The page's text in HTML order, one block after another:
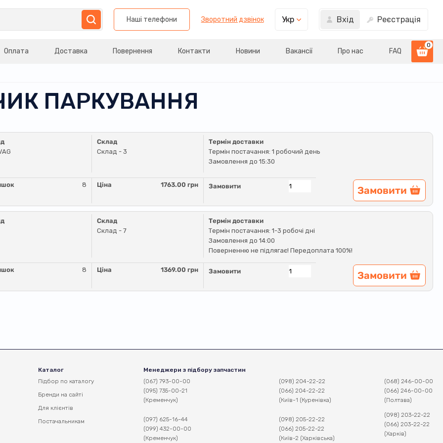
Наші телефони Зворотний дзвінок Укр Вхід Реєстрація
Оплата Доставка Повернення Контакти Новини Вакансії Про нас FAQ
0
ПАРКУВАННЯ
Склад
Склад - 3
Термін доставки
Термін постачання: 1 робочий день
Замовлення до 15:30
8 Ціна 1763.00 грн Замовити Замовити
Склад
Склад - 7
Термін доставки
Термін постачання: 1-3 робочі дні
Замовлення до 14:00
Поверненню не підлягає! Передоплата 100%!
8 Ціна 1369.00 грн Замовити Замовити
Каталог
Підбор по каталогу
Бренди на сайті
Для клієнтів
Постачальникам
Менеджери з підбору запчастин
(067) 793-00-00
(095) 735-00-21
(Кременчук)
(097) 625-16-44
(099) 432-00-00
(Кременчук)
(098) 204-22-22
(066) 204-22-22
(Київ-1 (Куренівка)
(098) 205-22-22
(066) 205-22-22
(Київ-2 (Харківська)
(068) 246-00-00
(066) 246-00-00
(Полтава)
(098) 203-22-22
(066) 203-22-22
(Харків)